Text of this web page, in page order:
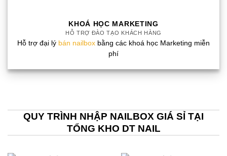
KHOÁ HỌC MARKETING
HỖ TRỢ ĐÀO TẠO KHÁCH HÀNG
Hỗ trợ đại lý bán nailbox bằng các khoá học Marketing miễn
phí
QUY TRÌNH NHẬP NAILBOX GIÁ SỈ TẠI
TỔNG KHO DT NAIL